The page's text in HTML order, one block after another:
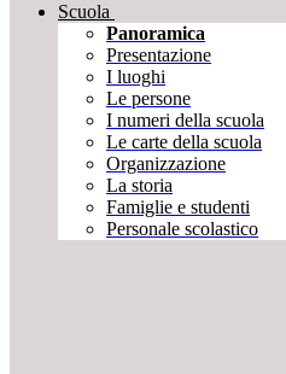
Scuola
Panoramica
Presentazione
I luoghi
Le persone
I numeri della scuola
Le carte della scuola
Organizzazione
La storia
Famiglie e studenti
Personale scolastico